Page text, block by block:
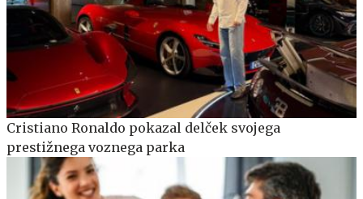
Cristiano Ronaldo pokazal delček svojega
prestižnega voznega parka